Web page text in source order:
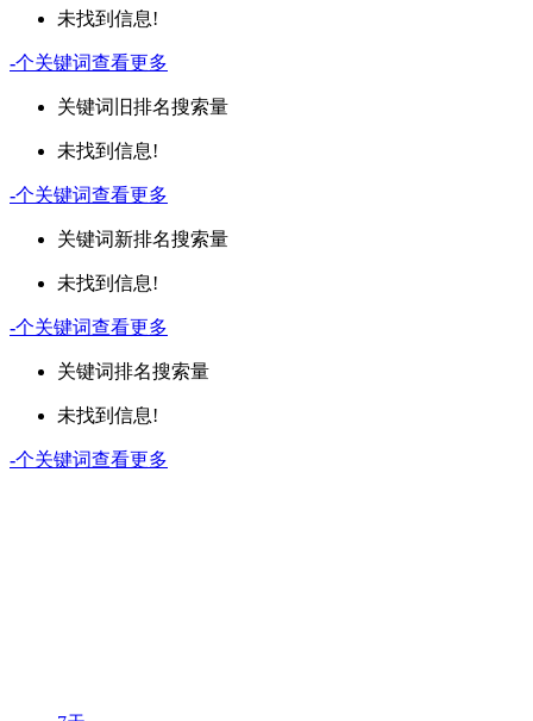
未找到信息!
-个关键词查看更多
关键词 旧排名搜索量
未找到信息!
-个关键词查看更多
关键词新排名搜索量
未找到信息!
-个关键词查看更多
关键词排名搜索量
未找到信息!
-个关键词查看更多